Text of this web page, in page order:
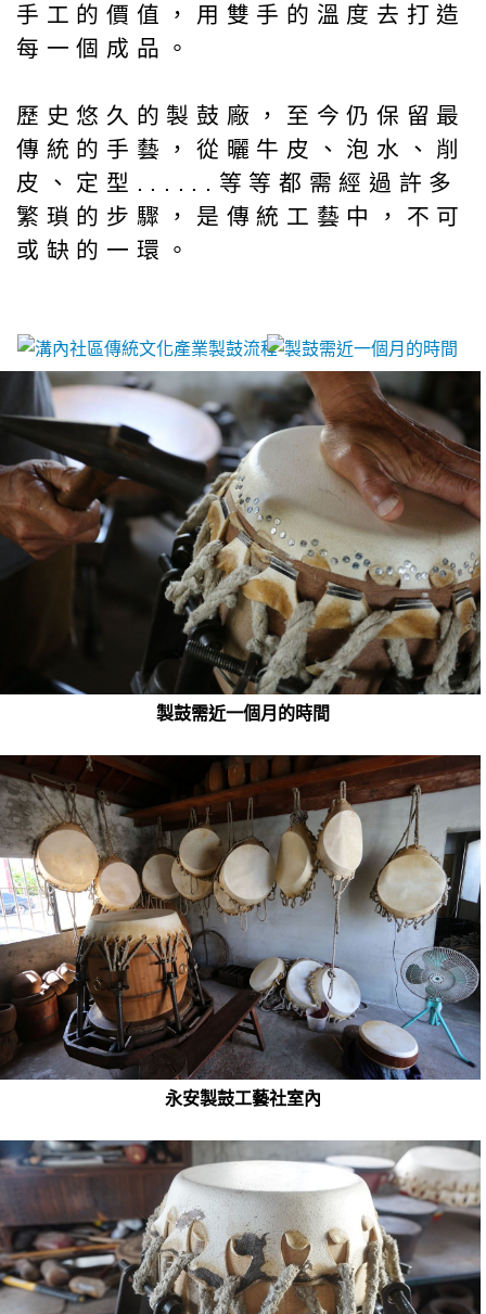
手工的價值，用雙手的溫度去打造
每一個成品。
歷史悠久的製鼓廠，至今仍保留最
傳統的手藝，從曬牛皮、泡水、削
皮、定型......等等都需經過許多
繁瑣的步驟，是傳統工藝中，不可
或缺的一環。
製鼓需近一個月的時間
永安製鼓工藝社室內